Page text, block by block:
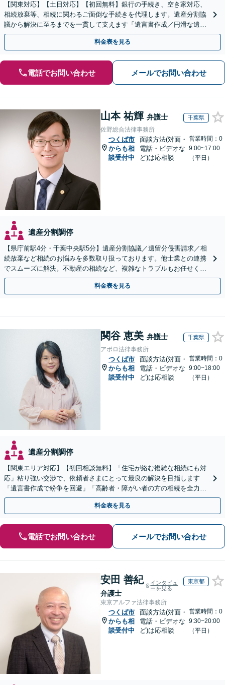
【関東対応】【土日対応】【初回無料】銀行の手続き、空き家対応、
相続放棄等、相続に関わるご面倒な手続きを代理します。遺産分割協
議から解決に至るまでを一貫して支えます「遺言書作成／円滑な遺産
分割を」「家族信託／信頼できる家族に財産管理を任せる」
料金表を見る
電話でお問い合わせ メールでお問い合わせ
山本 祐輝 弁護士 千葉県
佐野総合法律事務所
つくば市
からも相
談受付中
面談方法(対面・
電話・ビデオな
ど)は応相談
営業時間：0
9:00~17:00
（平日）
遺産分割調停
【県庁前駅4分・千葉中央駅5分】遺産分割協議／遺留分侵害請求／相
続放棄など相続のお悩みを多数取り扱っております。他士業との連携
でスムーズに解決。不動産の相続など、複雑なトラブルもお任せくだ
さい。【初回面談相談30分無料】
料金表を見る
関谷 恵美 弁護士 千葉県
アポロ法律事務所
つくば市
からも相
談受付中
面談方法(対面・
電話・ビデオな
ど)は応相談
営業時間：0
9:00~18:00
（平日）
遺産分割調停
【関東エリア対応】【初回相談無料】「住宅が絡む複雑な相続にも対
応」粘り強い交渉で、依頼者さまにとって最良の解決を目指します
「遺言書作成で紛争を回避」「高齢者・障がい者の方の相続を全力サ
ポート」【全国出張】【完全個室制】【バリアフリー対応】
料金表を見る
電話でお問い合わせ メールでお問い合わせ
安田 善紀
弁護士
インタビュ
ーを見る
東京都
東京アルファ法律事務所
つくば市
からも相
談受付中
面談方法(対面・
電話・ビデオな
ど)は応相談
営業時間：0
9:30~20:00
（平日）